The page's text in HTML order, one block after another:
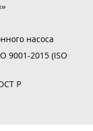
насоса
9001-2015 (ISO
Р